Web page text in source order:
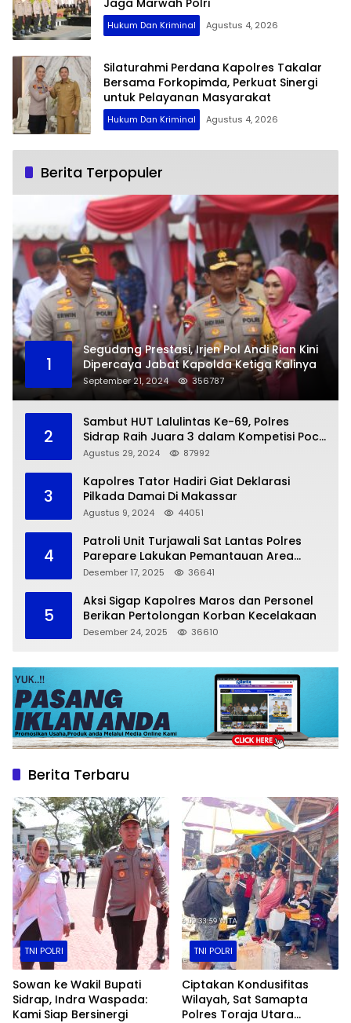
Hukum Dan Kriminal Agustus 4, 2026
Silaturahmi Perdana Kapolres Takalar
Bersama Forkopimda, Perkuat Sinergi
untuk Pelayanan Masyarakat
Hukum Dan Kriminal Agustus 4, 2026
Berita Terpopuler
1
Segudang Prestasi, Irjen Pol Andi Rian Kini
Dipercaya Jabat Kapolda Ketiga Kalinya
September 21, 2024 356787
2
Sambut HUT Lalulintas Ke-69, Polres
Sidrap Raih Juara 3 dalam Kompetisi Pocil
Zona 5
Agustus 29, 2024 87992
3
Kapolres Tator Hadiri Giat Deklarasi
Pilkada Damai Di Makassar
Agustus 9, 2024 44051
4
Patroli Unit Turjawali Sat Lantas Polres
Parepare Lakukan Pemantauan Area
Larangan Parkir
Desember 17, 2025 36641
5
Aksi Sigap Kapolres Maros dan Personel
Berikan Pertolongan Korban Kecelakaan
Desember 24, 2025 36610
Berita Terbaru
TNI POLRI
Sowan ke Wakil Bupati
Sidrap, Indra Waspada:
Kami Siap Bersinergi
TNI POLRI
Ciptakan Kondusifitas
Wilayah, Sat Samapta
Polres Toraja Utara